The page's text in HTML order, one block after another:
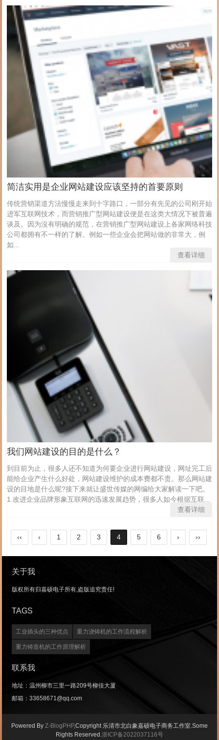
简洁实用是企业网站建设应该坚持的首要原则
传统营销渠道方法慢慢走来到十字路口，一部分有先见的公司刚开始
进军互联网技术，而营销推广型网站建设便是在这类大情况下被普遍
谈及。因为沒有明确的规范，在营销推广型网站建设上各家网络科技
公司都拥有不一样的了解。例如一些企业会把网站做的非常大，例
如...
查看详细
我们网站建设的目的是什么？
到目前为止，很多人还不知道为何要企业进行网站建设，网址完工后
能给企业产生什么好处，网站建设维护的成本费都不贵。那么网站建
设的目地是什么呢?接下来就让盛世传媒的网编给大家解读一下吧。
1.改进企业品牌形象互联网的迅速发展趋势，很多人如今根据互联...
查看详细
‹‹ ‹ 1 2 3 4 5 6 › ››
关于我
版权所有归嘉硕电子所有,盗版追究责任!
TAGS
工业插头的三种优点 重力浇铸机的工作流程解析
重力铸造机的工作原理解析
联系我
地址：温州柳市三里一路209号柳佳大厦
邮箱：33658671@qq.com
Powered By Z-BlogPHP,Copyright 乐清市北白象嘉硕电子商务工作室.Some
Rights Reserved.浙ICP备2022037116号